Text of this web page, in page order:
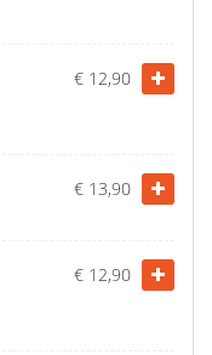
€ 12,90
€ 13,90
€ 12,90